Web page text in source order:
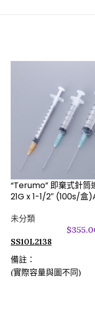
“Terumo” 即棄式針筒
21G x 1-1/2″ (100s/盒
未分類
$
SS10L2138
備註：
(實際容量與圖不同)